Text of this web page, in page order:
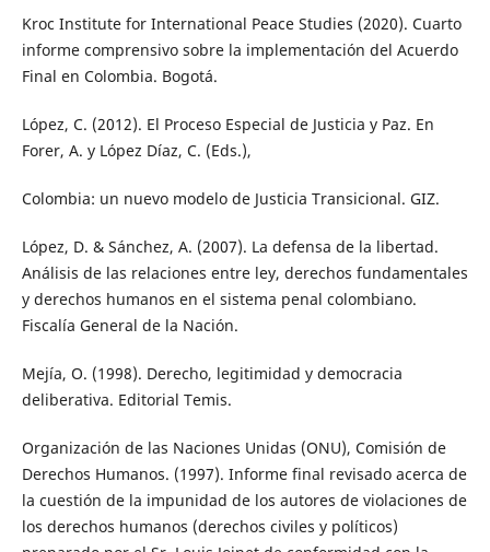
Kroc Institute for International Peace Studies (2020). Cuarto
informe comprensivo sobre la implementación del Acuerdo
Final en Colombia. Bogotá.
López, C. (2012). El Proceso Especial de Justicia y Paz. En
Forer, A. y López Díaz, C. (Eds.),
Colombia: un nuevo modelo de Justicia Transicional. GIZ.
López, D. & Sánchez, A. (2007). La defensa de la libertad.
Análisis de las relaciones entre ley, derechos fundamentales
y derechos humanos en el sistema penal colombiano.
Fiscalía General de la Nación.
Mejía, O. (1998). Derecho, legitimidad y democracia
deliberativa. Editorial Temis.
Organización de las Naciones Unidas (ONU), Comisión de
Derechos Humanos. (1997). Informe final revisado acerca de
la cuestión de la impunidad de los autores de violaciones de
los derechos humanos (derechos civiles y políticos)